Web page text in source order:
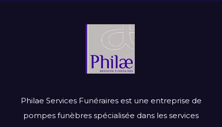
Philae Services Funéraires est une entreprise de
pompes funèbres spécialisée dans les services